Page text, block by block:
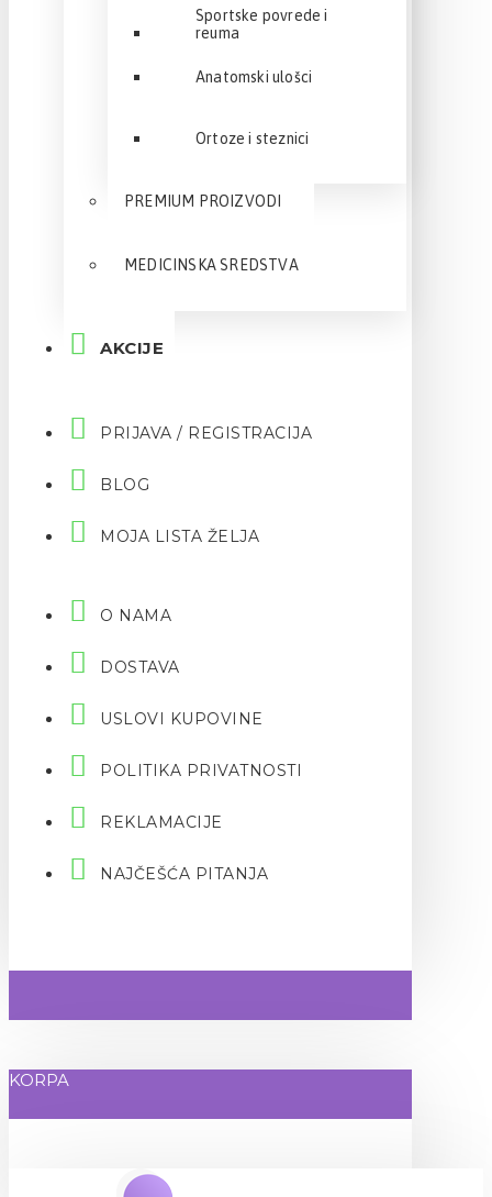
Sportske povrede i
reuma
Anatomski ulošci
Ortoze i steznici
PREMIUM PROIZVODI
MEDICINSKA SREDSTVA
AKCIJE
PRIJAVA / REGISTRACIJA
BLOG
MOJA LISTA ŽELJA
O NAMA
DOSTAVA
USLOVI KUPOVINE
POLITIKA PRIVATNOSTI
REKLAMACIJE
NAJČEŠĆA PITANJA
KORPA